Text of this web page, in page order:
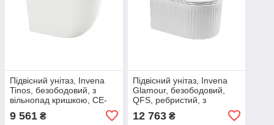
Підвісний унітаз, Invena
Tinos, безободовий, з
вільнопад кришкою, CE-
9 561 ₴
Підвісний унітаз, Invena
Glamour, безободовий,
QFS, ребристий, з
вільнопад кришкою, CE-
92-001
12 763₴